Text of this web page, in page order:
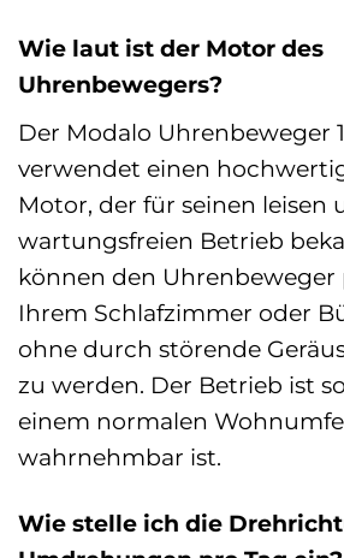
Wie laut ist der Motor des
Uhrenbewegers?
Der Modalo Uhrenbeweger
verwendet einen
Motor, der für seinen leisen
wartungsfreien Betrieb
können den Uhrenbeweger
Ihrem Schlafzimmer oder
ohne durch störende
zu werden. Der Betrieb ist
einem normalen
wahrnehmbar ist.
Wie stelle ich die